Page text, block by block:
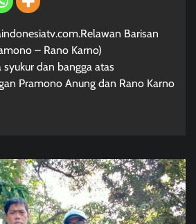
Barisan
– Rano Karno)
dan bangga atas
Pramono Anung dan Rano Karno